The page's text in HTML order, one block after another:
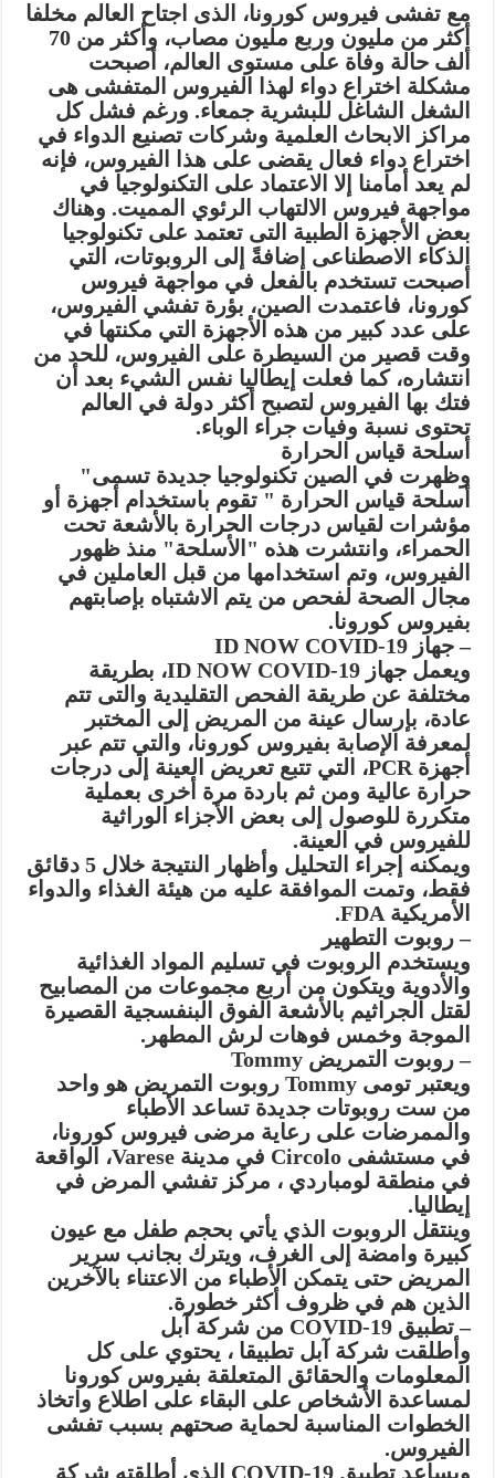
مع تفشى فيروس كورونا، الذى اجتاح العالم مخلفا
أكثر من مليون وربع مليون مصاب، وأكثر من 70
ألف حالة وفاة على مستوى العالم، أصبحت
مشكلة اختراع دواء لهذا الفيروس المتفشى هى
الشغل الشاغل للبشرية جمعاء. ورغم فشل كل
مراكز الابحاث العلمية وشركات تصنيع الدواء في
اختراع دواء فعال يقضى على هذا الفيروس، فإنه
لم يعد أمامنا إلا الاعتماد على التكنولوجيا في
مواجهة فيروس الالتهاب الرئوي المميت. وهناك
بعض الأجهزة الطبية التى تعتمد على تكنولوجيا
الذكاء الاصطناعى إضافةً إلى الروبوتات، التي
أصبحت تستخدم بالفعل في مواجهة فيروس
كورونا، فاعتمدت الصين، بؤرة تفشي الفيروس،
على عدد كبير من هذه الأجهزة التي مكنتها في
وقت قصير من السيطرة على الفيروس، للحد من
انتشاره، كما فعلت إيطاليا نفس الشيء بعد أن
فتك بها الفيروس لتصبح أكثر دولة في العالم
تحتوى نسبة وفيات جراء الوباء.
أسلحة قياس الحرارة
وظهرت في الصين تكنولوجيا جديدة تسمى"
أسلحة قياس الحرارة " تقوم باستخدام أجهزة أو
مؤشرات لقياس درجات الحرارة بالأشعة تحت
الحمراء، وانتشرت هذه "الأسلحة" منذ ظهور
الفيروس، وتم استخدامها من قبل العاملين في
مجال الصحة لفحص من يتم الاشتباه بإصابتهم
بفيروس كورونا.
– جهاز ID NOW COVID-19
ويعمل جهاز ID NOW COVID-19، بطريقة
مختلفة عن طريقة الفحص التقليدية والتى تتم
عادة، بإرسال عينة من المريض إلى المختبر
لمعرفة الإصابة بفيروس كورونا، والتي تتم عبر
أجهزة PCR، التي تتبع تعريض العينة إلى درجات
حرارة عالية ومن ثم باردة مرة أخرى بعملية
متكررة للوصول إلى بعض الأجزاء الوراثية
للفيروس في العينة.
ويمكنه إجراء التحليل وأظهار النتيجة خلال 5 دقائق
فقط، وتمت الموافقة عليه من هيئة الغذاء والدواء
الأمريكية FDA.
– روبوت التطهير
ويستخدم الروبوت في تسليم المواد الغذائية
والأدوية ويتكون من أربع مجموعات من المصابيح
لقتل الجراثيم بالأشعة الفوق البنفسجية القصيرة
الموجة وخمس فوهات لرش المطهر.
– روبوت التمريض Tommy
ويعتبر تومى Tommy روبوت التمريض هو واحد
من ست روبوتات جديدة تساعد الأطباء
والممرضات على رعاية مرضى فيروس كورونا،
في مستشفى Circolo في مدينة Varese، الواقعة
في منطقة لومباردي ، مركز تفشي المرض في
إيطاليا.
وينتقل الروبوت الذي يأتي بحجم طفل مع عيون
كبيرة وامضة إلى الغرف، ويترك بجانب سرير
المريض حتى يتمكن الأطباء من الاعتناء بالآخرين
الذين هم في ظروف أكثر خطورة.
– تطبيق COVID-19 من شركة آبل
وأطلقت شركة آبل تطبيقا ، يحتوي على كل
المعلومات والحقائق المتعلقة بفيروس كورونا
لمساعدة الأشخاص على البقاء على اطلاع واتخاذ
الخطوات المناسبة لحماية صحتهم بسبب تفشى
الفيروس.
ويساعد تطبيق COVID-19 الذى أطلقته شركة